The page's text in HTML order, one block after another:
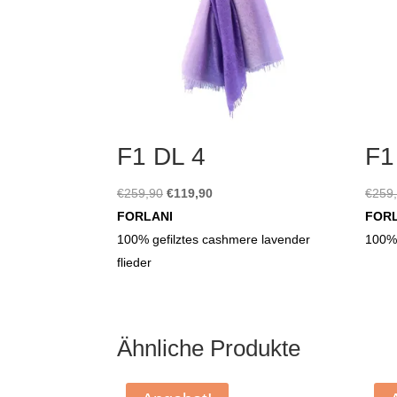
F1 DL 4
€259,90 Ursprünglicher
Preis
war:
€119,90Aktueller
ist:
FORLANI
100% gefilztes cashmere lavender
flieder
€
Ähnliche Produkte